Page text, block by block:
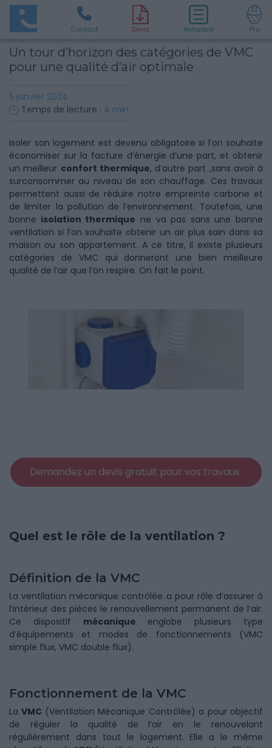
Contact Devis Annuaire Pro
Un tour d’horizon des catégories de VMC
pour une qualité d’air optimale
5 janvier 2024
Temps de lecture : 4 min
Isoler son logement est devenu obligatoire si l’on souhaite
économiser sur la facture d’énergie d’une part, et obtenir
un meilleur confort thermique, d’autre part ,sans avoir à
surconsommer au niveau de son chauffage. Ces travaux
permettent aussi de réduire notre empreinte carbone et
de limiter la pollution de l’environnement. Toutefois, une
bonne isolation thermique ne va pas sans une bonne
ventilation si l’on souhaite obtenir un air plus sain dans sa
maison ou son appartement. A ce titre, il existe plusieurs
catégories de VMC qui donneront une bien meilleure
qualité de l’air que l’on respire. On fait le point.
Demandez un devis gratuit pour vos travaux
Quel est le rôle de la ventilation ?
Définition de la VMC
La ventilation mécanique contrôlée a pour rôle d’assurer à
l’intérieur des pièces le renouvellement permanent de l’air.
Ce dispositif mécanique englobe plusieurs type
d’équipements et modes de fonctionnements (VMC
simple flux, VMC double flux).
Fonctionnement de la VMC
LaVMC (Ventilation Mécanique Contrôlée) a pour objectif
de réguler la qualité de l’air en le renouvelant
régulièrement dans tout le logement. Elle a le même